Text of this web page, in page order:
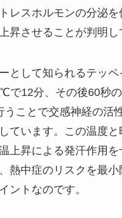
レスホルモンの分泌
昇させることが判明し
として知られるテッペ
で12分、その後60秒
うことで交感神経の活
ています。この温度
上昇による発汗作用を
熱中症のリスクを最
ントなのです。